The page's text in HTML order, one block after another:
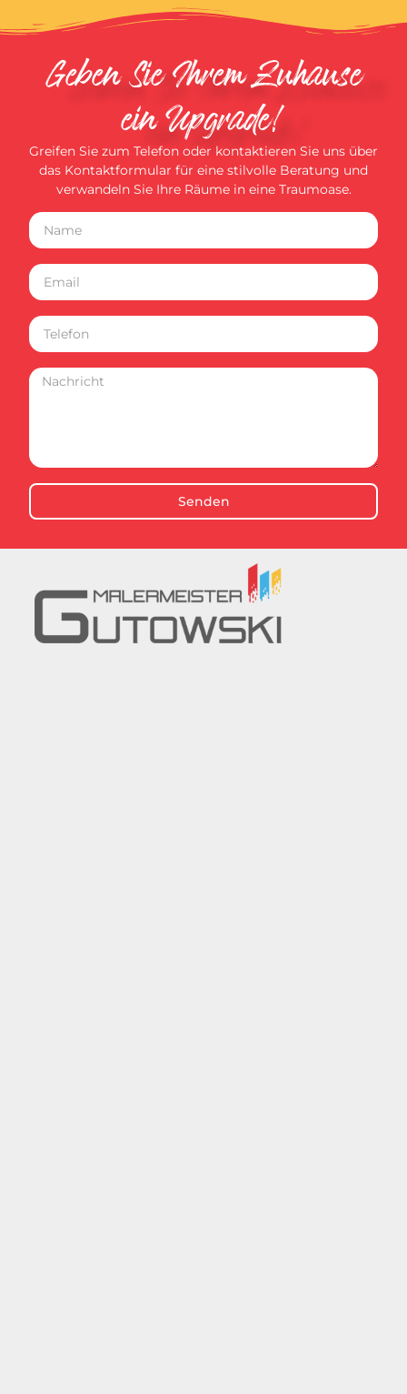
Geben Sie Ihrem Zuhause
ein Upgrade!
Greifen Sie zum Telefon oder kontaktieren Sie uns über
das Kontaktformular für eine stilvolle Beratung und
verwandeln Sie Ihre Räume in eine Traumoase.
Senden